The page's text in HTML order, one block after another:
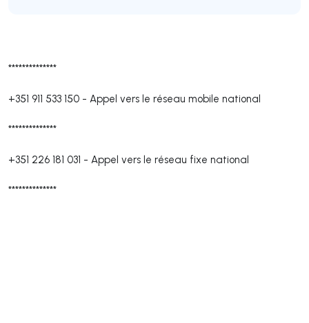
**************
+351 911 533 150 - Appel vers le réseau mobile national
**************
+351 226 181 031 - Appel vers le réseau fixe national
**************